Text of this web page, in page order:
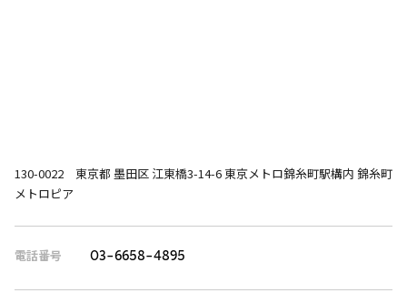
130-0022 東京都 墨田区 江東橋3-14-6 東京メトロ錦糸町駅構内 錦糸町
メトロピア
電話番号 03-6658-4895